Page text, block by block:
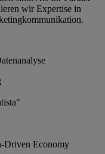
wir Expertise in
Driven Economy